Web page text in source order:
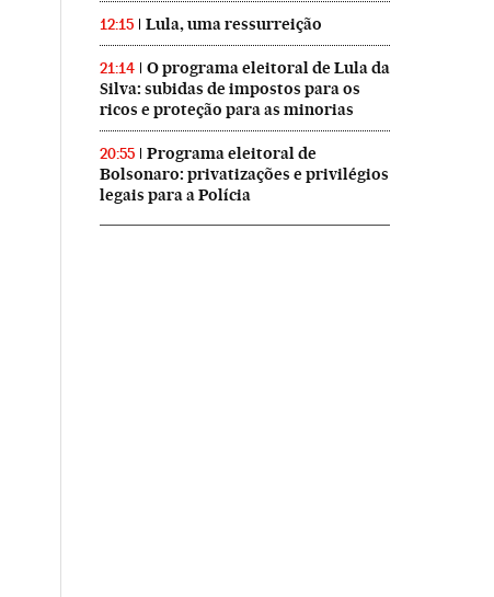
12:15 Lula, uma ressurreição
21:14
O programa eleitoral de Lula da
Silva: subidas de impostos para os
ricos e proteção para as minorias
20:55
Programa eleitoral de
Bolsonaro: privatizações e privilégios
legais para a Polícia